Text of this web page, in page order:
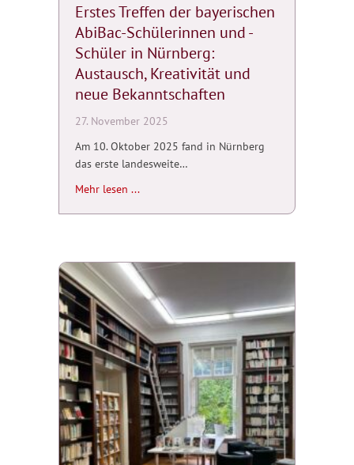
Erstes Treffen der bayerischen
AbiBac-Schülerinnen und -
Schüler in Nürnberg:
Austausch, Kreativität und
neue Bekanntschaften
27. November 2025
Am 10. Oktober 2025 fand in Nürnberg
das erste landesweite…
Mehr lesen ...about Erstes Treffen der bayerischen